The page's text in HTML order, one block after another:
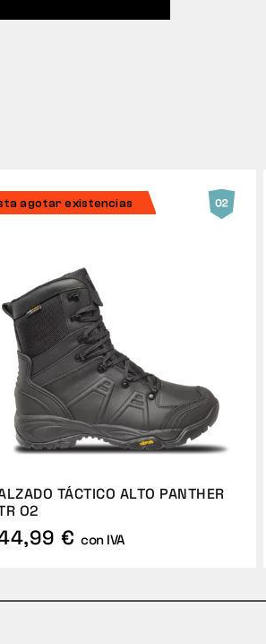
agotar existencias
TÁCTICO ALTO PANTHER
O2
€ con IVA